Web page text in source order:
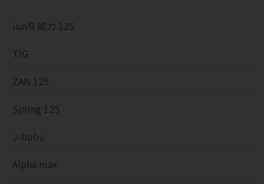
isavR 威力 125
TIG
ZAN 125
Spring 125
J-bubu
Alpha max